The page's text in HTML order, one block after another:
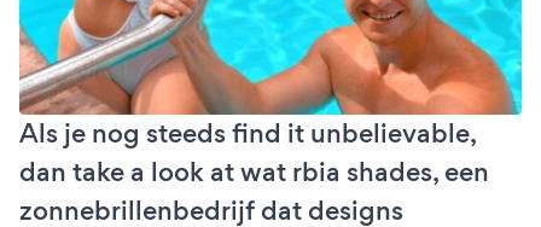
Als je nog steeds find it unbelievable,
dan take a look at wat rbia shades, een
zonnebrillenbedrijf dat designs